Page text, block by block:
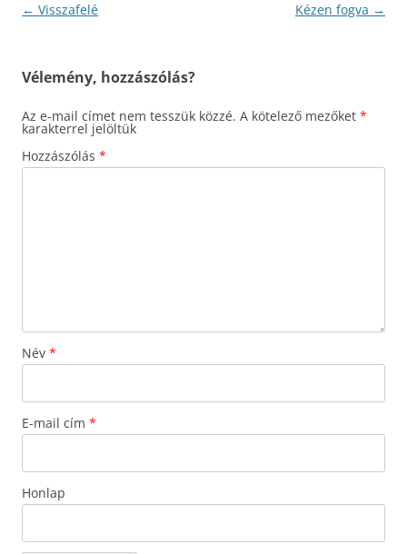
Bejegyzés
← Visszafelé Kézen fogva →
Vélemény, hozzászólás?
Az e-mail címet nem tesszük közzé. A kötelező mezőket *
karakterrel jelöltük
Hozzászólás *
Név *
E-mail cím *
Honlap